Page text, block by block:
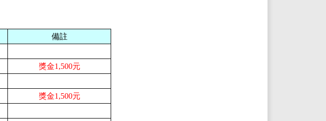
備註
獎金1,500元
獎金1,500元